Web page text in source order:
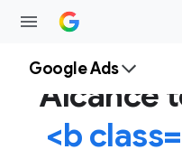
Google Ads
Alcance
<b